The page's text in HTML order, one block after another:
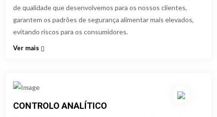
de qualidade que desenvolvemos para os nossos clientes,
garantem os padrões de segurança alimentar mais elevados,
evitando riscos para os consumidores.
Ver mais
CONTROLO ANALÍTICO